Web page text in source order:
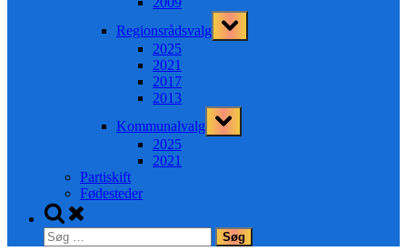
Regionsrådsvalg
Toggle
sub-
2025
2021
2017
2013
Kommunalvalg
Toggle
sub-
2025
2021
Partiskift
Fødesteder
Toggle
search
form
Søg